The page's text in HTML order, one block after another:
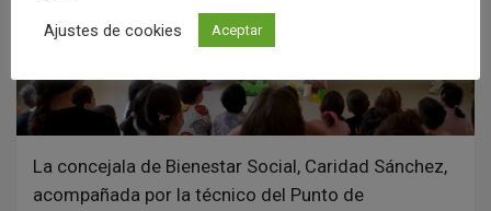
La concejala de Bienestar Social, Caridad Sánchez,
acompañada por la técnico del Punto de
Ajustes de cookies Aceptar